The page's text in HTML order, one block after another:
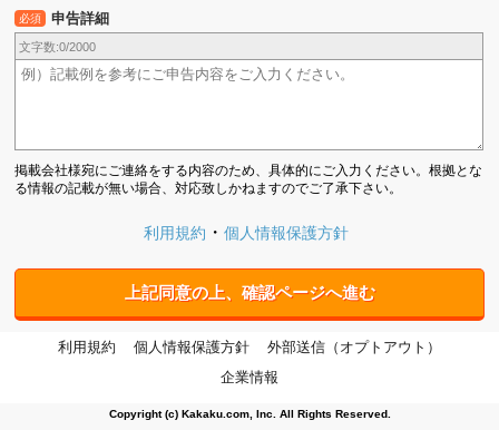
必須 申告詳細
文字数:0/2000
掲載会社様宛にご連絡をする内容のため、具体的にご入力ください。根拠とな
る情報の記載が無い場合、対応致しかねますのでご了承下さい。
利用規約 個人情報保護方針
上記同意の上、確認ページへ進む
利用規約 個人情報保護方針
外部送信（オプトアウト）
企業情報
Copyright (c) Kakaku.com, Inc. All Rights Reserved.